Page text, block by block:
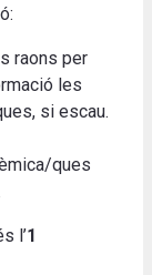
raons per
les
si escau.
ques
l’1